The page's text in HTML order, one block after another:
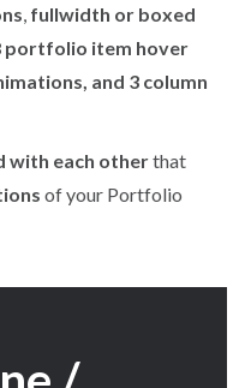
, fullwidth or boxed
portfolio item hover
and 3 column
with each otherthat
of your Portfolio